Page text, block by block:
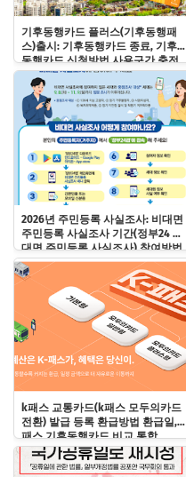
기후동행카드 플러스(기후동행패
스)출시: 기후동행카드 종료, 기후
동행카드 신청방법 사용구간 충전
사용법
2026년 주민등록 사실조사: 비대면
주민등록 사실조사 기간(정부24 비
대면 주민등록 사실조사) 참여방법
및 과태료 바로알기!
k패스 교통카드(k패스 모두의카드
전환) 발급 등록 환급방법 환급일, k
패스 기후동행카드 비교 통합